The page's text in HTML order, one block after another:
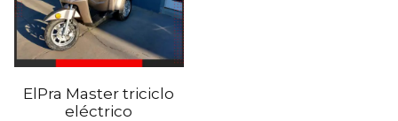
ElPra Master triciclo
eléctrico